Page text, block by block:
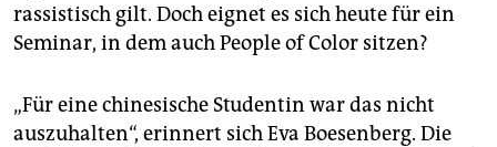
rassistisch gilt. Doch eignet es sich heute für ein
Seminar, in dem auch People of Color sitzen?
„Für eine chinesische Studentin war das nicht
auszuhalten“, erinnert sich Eva Boesenberg. Die